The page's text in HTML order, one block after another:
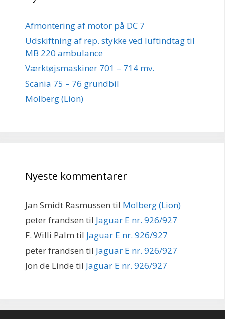
Afmontering af motor på DC 7
Udskiftning af rep. stykke ved luftindtag til
MB 220 ambulance
Værktøjsmaskiner 701 – 714 mv.
Scania 75 – 76 grundbil
Molberg (Lion)
Nyeste kommentarer
Jan Smidt Rasmussen til Molberg (Lion)
peter frandsen til Jaguar E nr. 926/927
F. Willi Palm til Jaguar E nr. 926/927
peter frandsen til Jaguar E nr. 926/927
Jon de Linde til Jaguar E nr. 926/927